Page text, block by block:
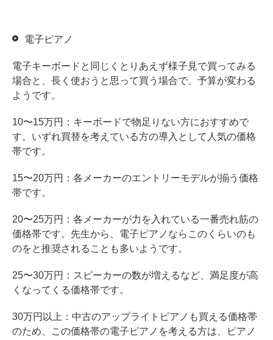
電子ピアノ
電子キーボードと同じくとりあえず様子見で買ってみる
場合と、長く使おうと思って買う場合で、予算が変わる
ようです。
10〜15万円：キーボードで物足りない方におすすめで
す。いずれ買替を考えている方の導入として人気の価格
帯です。
15〜20万円：各メーカーのエントリーモデルが揃う価格
帯です。
20〜25万円：各メーカーが力を入れている一番売れ筋の
価格帯です。先生から、電子ピアノならこのくらいのも
のをと推奨されることも多いようです。
25〜30万円：スピーカーの数が増えるなど、満足度が高
くなってくる価格帯です。
30万円以上：中古のアップライトピアノも買える価格帯
のため、この価格帯の電子ピアノを考える方は、ピアノ